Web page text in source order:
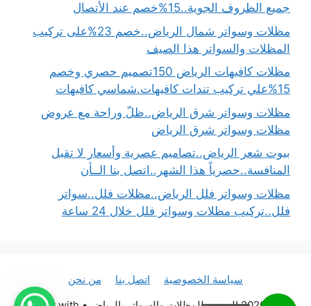
جميع الظروف الجوية..15%خصم عند الأتصال
مظلات وسواتر شمال الرياض..خصم 23%على تركيب
المظلات والسواتر هذا الصيف
مظلات كافيهات الرياض 150تصميم حصري وخصم
15%علي تركيب تندات كافيهات.شماسي كافيهات
مظلات وسواتر شرق الرياض..ظلّ وراحة مع عروض
مظلات وسواتر شرق الرياض
بيوت شعر الرياض..تصاميم عصرية وأسعار لا تقبل
المنافسة..حصرياً هذا الشهر..اتصل بنا الــأن
مظلات وسواتر فلل الرياض..مظلات فلل..سواتر
فلل..تركيب مظلات وسواتر فلل خلال 24 ساعة
سياسة الخصوصية اتصل بنا
من نحن